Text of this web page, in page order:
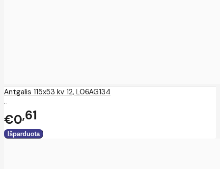
Antgalis 115x53 kv 12, L06AG134
..
€0 61